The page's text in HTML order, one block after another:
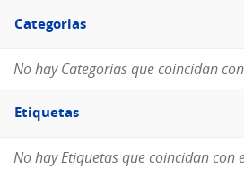
Filtro
Categorias
Categorias
No hay Categorias que coincidan
Filtro
Etiquetas
Etiquetas
No hay Etiquetas que coincidan con